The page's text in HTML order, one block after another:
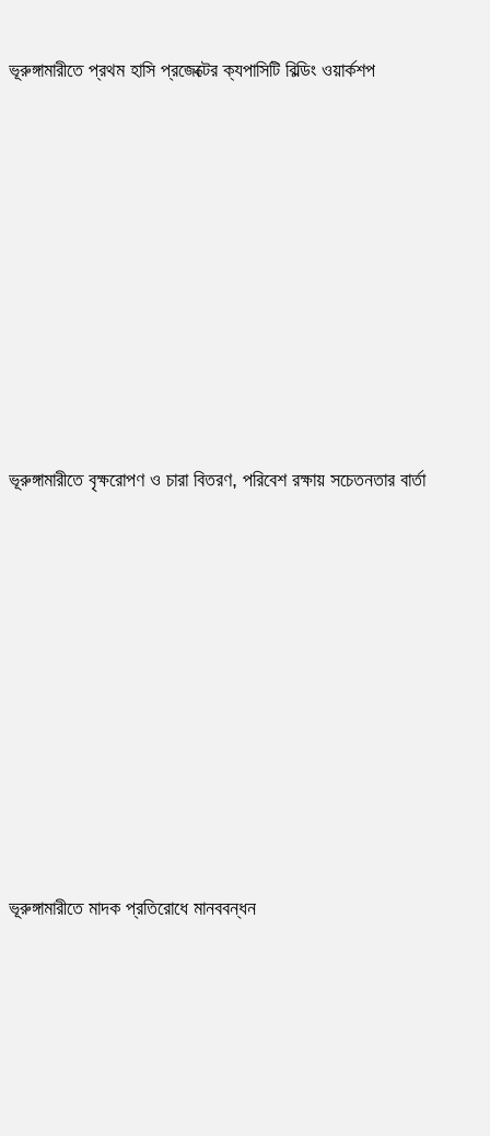
ভূরুঙ্গামারীতে প্রথম হাসি প্রজেক্টের ক্যপাসিটি বিল্ডিং ওয়ার্কশপ
ভূরুঙ্গামারীতে বৃক্ষরোপণ ও চারা বিতরণ, পরিবেশ রক্ষায় সচেতনতার বার্তা
ভূরুঙ্গামারীতে মাদক প্রতিরোধে মানববন্ধন